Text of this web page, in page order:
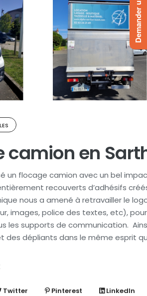
camion en
un flocage camion avec un bel
recouverts d’adhésifs
nous a amené à retravailler le
images, police des textes, etc),
les supports de communication.
des dépliants dans le même esprit
Twitter Pinterest LinkedIn